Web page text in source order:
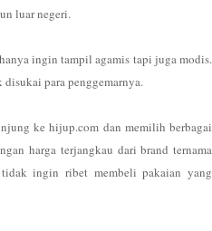
luar negeri.
ingin tampil agamis tapi juga modis.
para penggemarnya.
ke hijup.com dan memilih berbagai
harga terjangkau dari brand ternama
ingin ribet membeli pakaian yang